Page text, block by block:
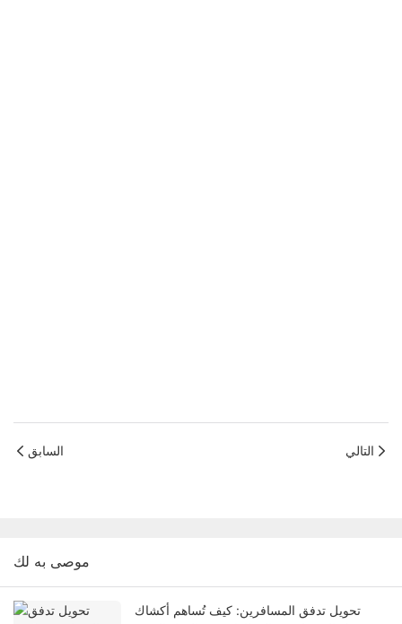
السابق التالي
موصى به لك
تحويل تدفق المسافرين: كيف تُساهم أكشاك